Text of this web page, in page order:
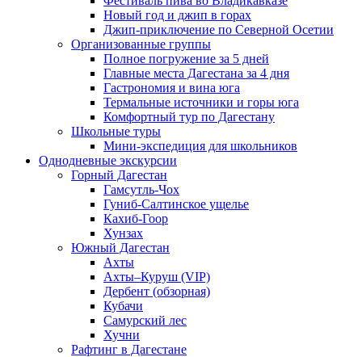
Новый год и джип в горах
Джип-приключение по Северной Осетии
Организованные группы
Полное погружение за 5 дней
Главные места Дагестана за 4 дня
Гастрономия и вина юга
Термальные источники и горы юга
Комфортный тур по Дагестану
Школьные туры
Мини-экспедиция для школьников
Однодневные экскурсии
Горный Дагестан
Гамсутль-Чох
Гуниб-Салтинское ущелье
Кахиб-Гоор
Хунзах
Южный Дагестан
Ахты
Ахты–Куруш (VIP)
Дербент (обзорная)
Кубачи
Самурский лес
Хучни
Рафтинг в Дагестане